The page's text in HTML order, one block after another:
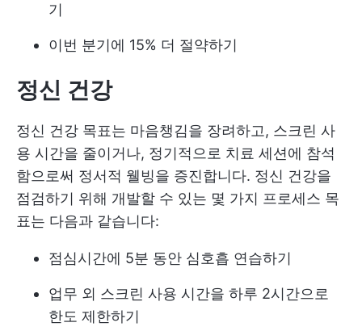
기
이번 분기에 15% 더 절약하기
정신 건강
정신 건강 목표는 마음챙김을 장려하고, 스크린 사
용 시간을 줄이거나, 정기적으로 치료 세션에 참석
함으로써 정서적 웰빙을 증진합니다. 정신 건강을
점검하기 위해 개발할 수 있는 몇 가지 프로세스 목
표는 다음과 같습니다:
점심시간에 5분 동안 심호흡 연습하기
업무 외 스크린 사용 시간을 하루 2시간으로
한도 제한하기